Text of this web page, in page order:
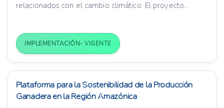
relacionados con el cambio climático. El proyecto...
IMPLEMENTACIÓN- VIGENTE
Plataforma para la Sostenibilidad de la Producción
Ganadera en la Región Amazónica